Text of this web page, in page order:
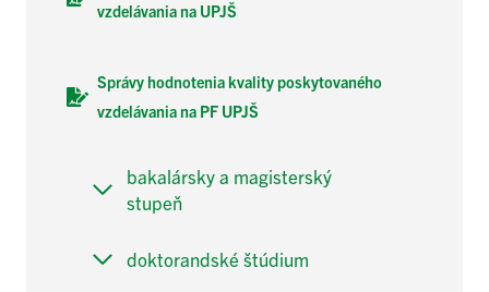
vzdelávania na UPJŠ
Správy hodnotenia kvality poskytovaného
vzdelávania na PF UPJŠ
bakalársky a magisterský
stupeň
doktorandské štúdium